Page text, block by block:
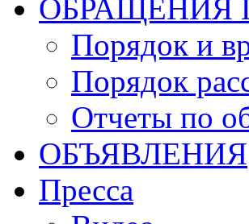
ОБРАЩЕНИЯ
Порядок и
Порядок
Отчеты по
ОБЪЯВЛЕНИЯ
Пресса